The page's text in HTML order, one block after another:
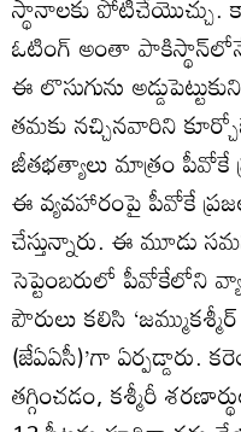
ఓటింగ్‌ అంతా
ఈ లొసుగును
తమకు నచ్చినవారిని
జీతభత్యాలు మాత్రం పీవోకే
ఈ వ్యవహారంపై పీవోకే
చేస్తున్నారు. ఈ మూడు
సెప్టెంబరులో పీవోకేలోని
పౌరులు కలిసి
(జేఏఏసీ)’గా ఏర్పడ్డారు.
తగ్గించడం, కశ్మీరీ